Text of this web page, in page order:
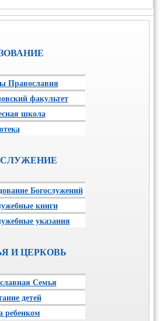
Православия
факультет
школа
Богослужений
книги
указания
И ЦЕРКОВЬ
Семья
детей
ребенком